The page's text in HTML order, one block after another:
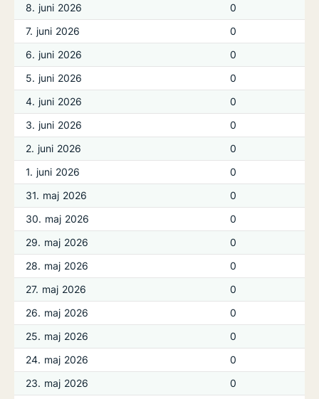
8. juni 2026
0
7. juni 2026
0
6. juni 2026
0
5. juni 2026
0
4. juni 2026
0
3. juni 2026
0
2. juni 2026
0
1. juni 2026
0
31. maj 2026
0
30. maj 2026
0
29. maj 2026
0
28. maj 2026
0
27. maj 2026
0
26. maj 2026
0
25. maj 2026
0
24. maj 2026
0
23. maj 2026
0